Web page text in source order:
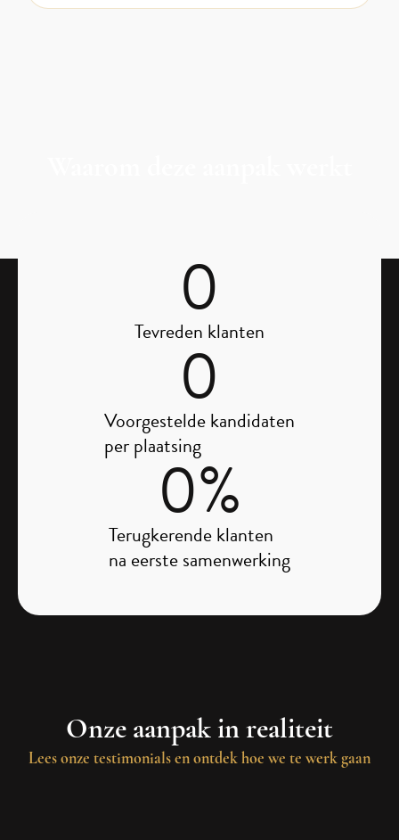
Tevreden klanten
0
Voorgestelde kandidaten
per plaatsing
0
Terugkerende klanten
na eerste samenwerking
0%
Onze aanpak in realiteit
Lees onze testimonials en ontdek hoe we te werk gaan